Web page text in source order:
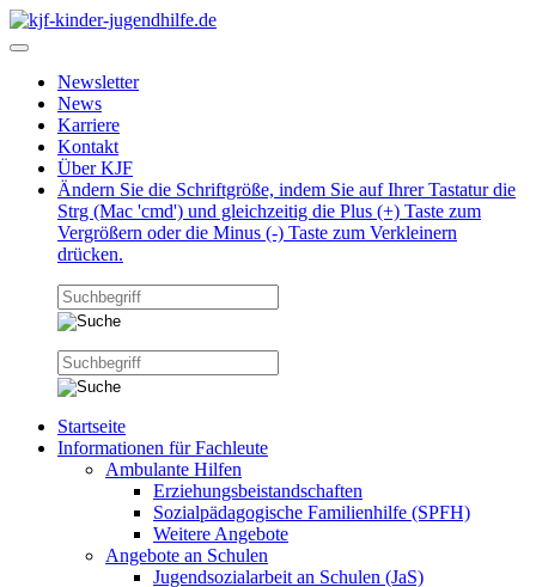
Newsletter
News
Karriere
Kontakt
Über KJF
Ändern Sie die Schriftgröße, indem Sie auf Ihrer Tastatur die
Strg (Mac 'cmd') und gleichzeitig die Plus (+) Taste zum
Vergrößern oder die Minus (-) Taste zum Verkleinern
drücken.
Startseite
Informationen für Fachleute
Ambulante Hilfen
Erziehungsbeistandschaften
Sozialpädagogische Familienhilfe (SPFH)
Weitere Angebote
Angebote an Schulen
Jugendsozialarbeit an Schulen (JaS)